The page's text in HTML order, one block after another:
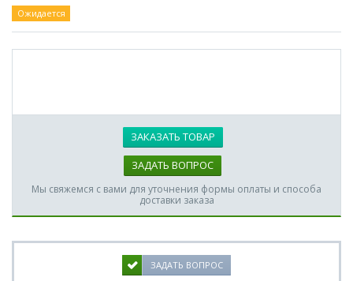
Ожидается
ЗАКАЗАТЬ ТОВАР
ЗАДАТЬ ВОПРОС
Мы свяжемся с вами для уточнения формы оплаты и способа
доставки заказа
ЗАДАТЬ ВОПРОС